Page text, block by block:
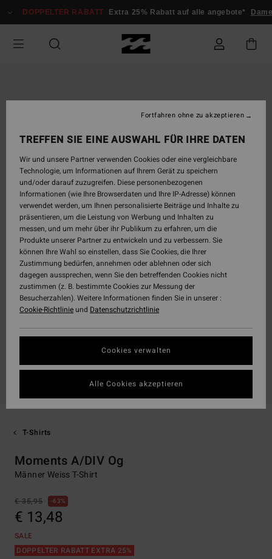
zur
springen
DOPPELTER RABATT Extra 25% Rabatt auf alle angebote* Damen
T-Shirts
Moments A/DIV Og
Männer Weiss T-Shirt
€ 35,95 63%
€ 13,48
SALE
DOPPELTER RABATT EXTRA 25%
TREFFEN SIE EINE AUSWAHL FÜR IHRE DATEN
Wir und unsere Partner verwenden Cookies oder eine vergleichbare
Technologie, um Informationen auf Ihrem Gerät zu speichern
und/oder darauf zuzugreifen. Diese personenbezogenen
Informationen (wie Ihre Browserdaten und Ihre IP-Adresse) können
verwendet werden, um Ihnen personalisierte Beiträge und Inhalte zu
präsentieren, um die Leistung von Werbung und Inhalten zu
messen, und um mehr über ihr Publikum zu erfahren, um die
Produkte unserer Partner zu entwickeln und zu verbessern. Sie
können Ihre Wahl so einstellen, dass Sie Cookies, die Ihrer
Zustimmung bedürfen, annehmen oder ablehnen oder sich
dagegen aussprechen, wenn Sie den betreffenden Cookies nicht
zustimmen (z. B. bestimmte Cookies zur Messung der
Besucherzahlen). Weitere Informationen finden Sie in unserer :
Cookie-Richtlinieund Datenschutzrichtlinie
Cookies verwalten
Fortfahren ohne zu akzeptieren
Alle Cookies akzeptieren